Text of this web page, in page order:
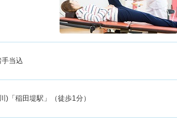
当込
)「稲田堤駅」（徒歩1分）